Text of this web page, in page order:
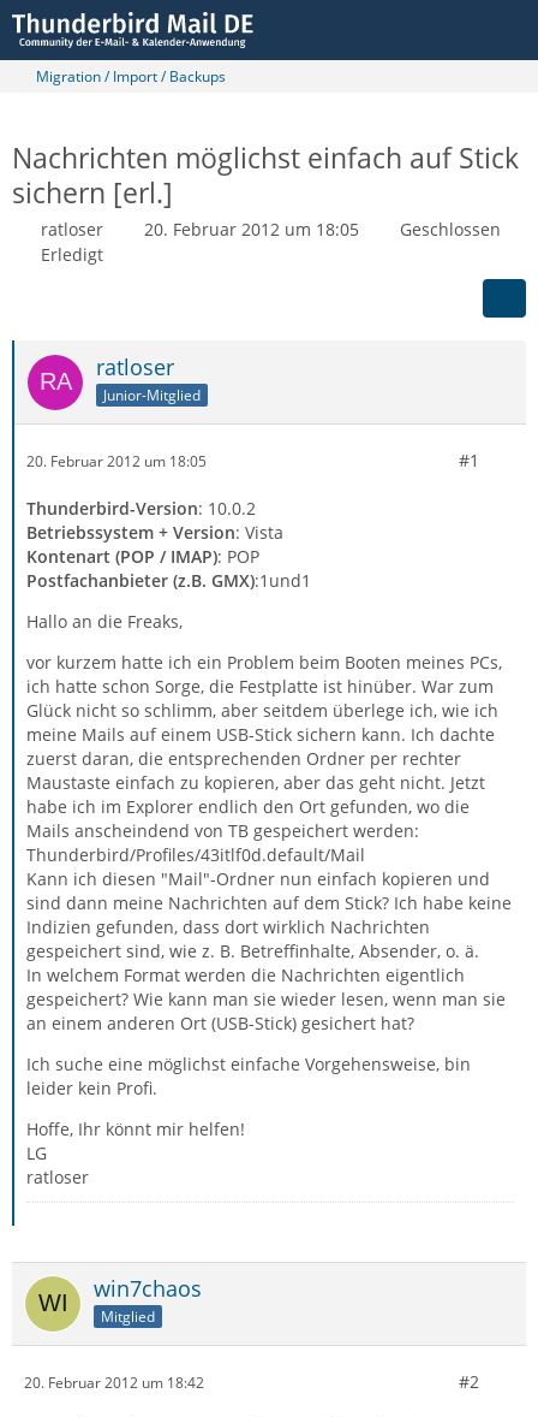
Migration / Import / Backups
Nachrichten möglichst einfach auf Stick
sichern [erl.]
ratloser 20. Februar 2012 um 18:05
Geschlossen
Erledigt
ratloser
Junior-Mitglied
20. Februar 2012 um 18:05 #1
Thunderbird-Version: 10.0.2
Betriebssystem + Version: Vista
Kontenart (POP / IMAP): POP
Postfachanbieter (z.B. GMX):1und1
Hallo an die Freaks,
vor kurzem hatte ich ein Problem beim Booten meines PCs,
ich hatte schon Sorge, die Festplatte ist hinüber. War zum
Glück nicht so schlimm, aber seitdem überlege ich, wie ich
meine Mails auf einem USB-Stick sichern kann. Ich dachte
zuerst daran, die entsprechenden Ordner per rechter
Maustaste einfach zu kopieren, aber das geht nicht. Jetzt
habe ich im Explorer endlich den Ort gefunden, wo die
Mails anscheindend von TB gespeichert werden:
Thunderbird/Profiles/43itlf0d.default/Mail
Kann ich diesen "Mail"-Ordner nun einfach kopieren und
sind dann meine Nachrichten auf dem Stick? Ich habe keine
Indizien gefunden, dass dort wirklich Nachrichten
gespeichert sind, wie z. B. Betreffinhalte, Absender, o. ä.
In welchem Format werden die Nachrichten eigentlich
gespeichert? Wie kann man sie wieder lesen, wenn man sie
an einem anderen Ort (USB-Stick) gesichert hat?
Ich suche eine möglichst einfache Vorgehensweise, bin
leider kein Profi.
Hoffe, Ihr könnt mir helfen!
LG
ratloser
win7chaos
Mitglied
20. Februar 2012 um 18:42 #2